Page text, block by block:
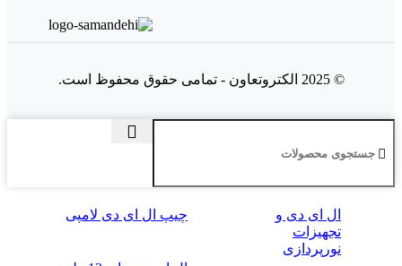
© 2025 الکتروتعاون - تمامی حقوق محفوظ است.
ال‌ ای‌ دی و
تجهیزات
نورپردازی
چیپ ال ای دی لامپی